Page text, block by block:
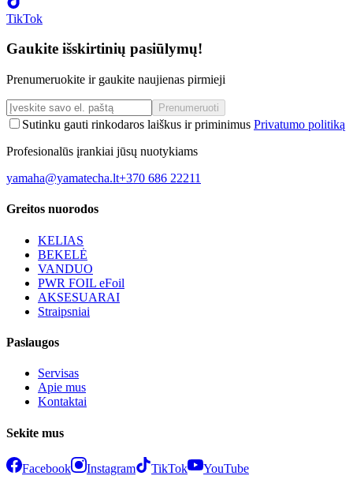
TikTok
Gaukite išskirtinių pasiūlymų!
Prenumeruokite ir gaukite naujienas pirmieji
Prenumeruoti
Sutinku gauti rinkodaros laiškus ir priminimus Privatumo politiką
Profesionalūs įrankiai jūsų nuotykiams
yamaha@yamatecha.lt+370 686 22211
Greitos nuorodos
KELIAS
BEKELĖ
VANDUO
PWR FOIL eFoil
AKSESUARAI
Straipsniai
Paslaugos
Servisas
Apie mus
Kontaktai
Sekite mus
Facebook Instagram TikTok
YouTube